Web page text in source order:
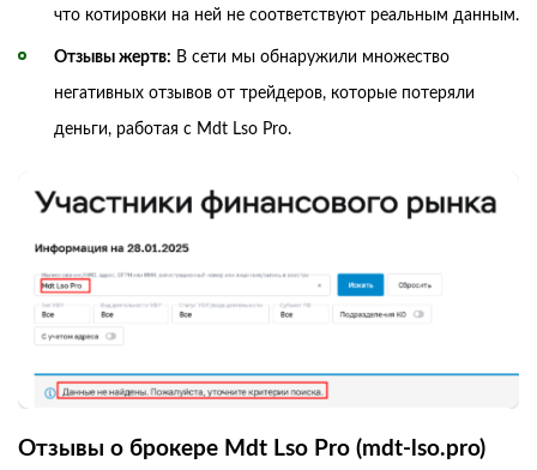
что котировки на ней не соответствуют реальным данным.
Отзывы жертв: В сети мы обнаружили множество
негативных отзывов от трейдеров, которые потеряли
деньги, работая с Mdt Lso Pro.
Отзывы о брокере Mdt Lso Pro (mdt-lso.pro)